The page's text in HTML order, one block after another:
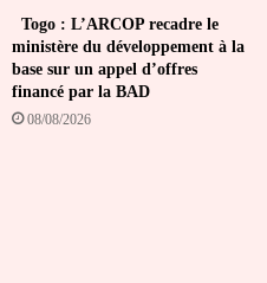
Togo : L’ARCOP recadre le
ministère du développement à la
base sur un appel d’offres
financé par la BAD
08/08/2026